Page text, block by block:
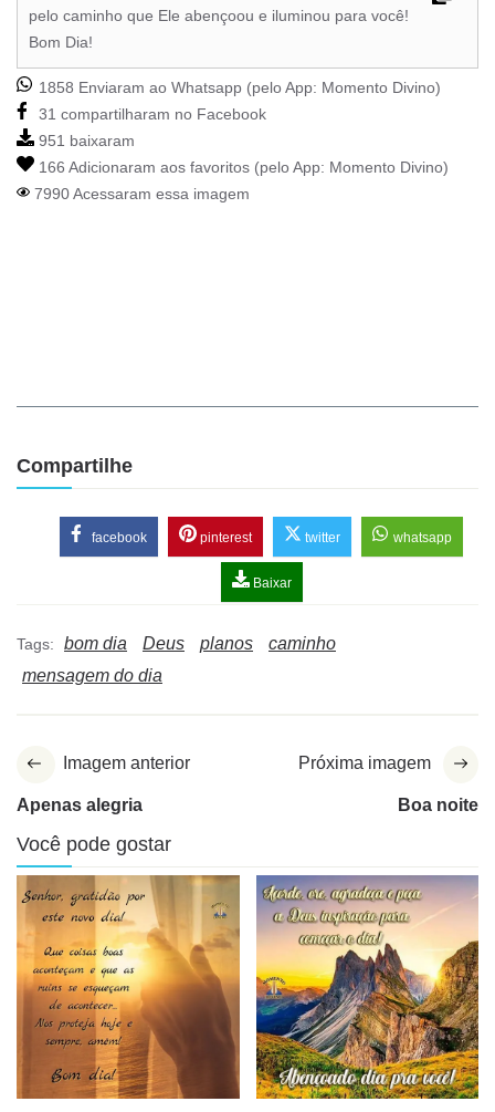
pelo caminho que Ele abençoou e iluminou para você!
Bom Dia!
1858 Enviaram ao Whatsapp (pelo App: Momento Divino)
31 compartilharam no Facebook
951 baixaram
166 Adicionaram aos favoritos (pelo App: Momento Divino)
7990 Acessaram essa imagem
Compartilhe
facebook pinterest twitter whatsapp
Baixar
Tags: bom dia Deus planos
caminho
mensagem do dia
Imagem anterior
Apenas alegria
Próxima imagem
Boa noite
Você pode gostar